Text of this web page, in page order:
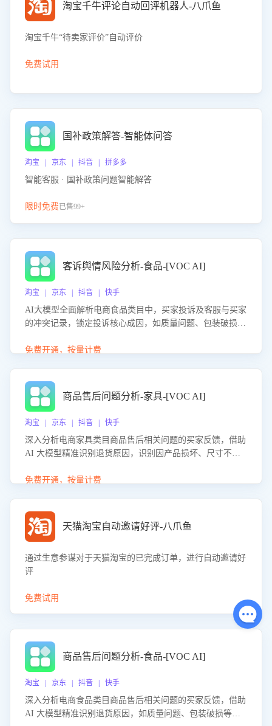
淘宝千牛评论自动回评机器人-八爪鱼
淘宝千牛“待卖家评价”自动评价
免费试用
国补政策解答-智能体问答
淘宝 | 京东 | 抖音 | 拼多多
智能客服 · 国补政策问题智能解答
限时免费已售99+
客诉舆情风险分析-食品-[VOC AI]
淘宝 | 京东 | 抖音 | 快手
AI大模型全面解析电商食品类目中，买家投诉及客服与买家
的冲突记录，锁定投诉核心成因，如质量问题、包装破损
置差评防控，提升客户满意度。
免费开通，按量计费
商品售后问题分析-家具-[VOC AI]
淘宝 | 京东 | 抖音 | 快手
深入分析电商家具类目商品售后相关问题的买家反馈，借助
AI 大模型精准识别退货原因，识别因产品损坏、尺寸不符
力商家优化产品或服务，实现销售额的显著提升。
免费开通，按量计费
天猫淘宝自动邀请好评-八爪鱼
通过生意参谋对于天猫淘宝的已完成订单，进行自动邀请好
评
免费试用
商品售后问题分析-食品-[VOC AI]
淘宝 | 京东 | 抖音 | 快手
深入分析电商食品类目商品售后相关问题的买家反馈，借助
AI 大模型精准识别退货原因，如质量问题、包装破损等，